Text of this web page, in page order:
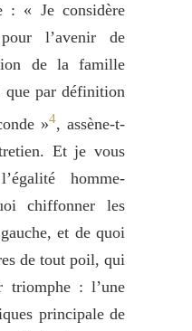
: « Je considère
l’avenir de
de la famille
que par définition
»4, assène-t-
Et je vous
homme-
chiffonner les
et de quoi
de tout poil, qui
triomphe : l’une
principale de